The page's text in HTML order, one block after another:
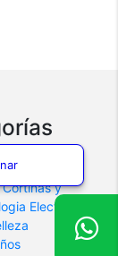
Carritos
Catres
Cortinas y
Electro